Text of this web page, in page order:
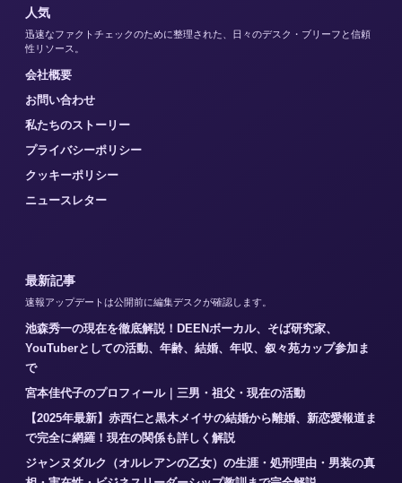
人気
迅速なファクトチェックのために整理された、日々のデスク・ブリーフと信頼
性リソース。
会社概要
お問い合わせ
私たちのストーリー
プライバシーポリシー
クッキーポリシー
ニュースレター
最新記事
速報アップデートは公開前に編集デスクが確認します。
池森秀一の現在を徹底解説！DEENボーカル、そば研究家、
YouTuberとしての活動、年齢、結婚、年収、叙々苑カップ参加ま
で
宮本佳代子のプロフィール｜三男・祖父・現在の活動
【2025年最新】赤西仁と黒木メイサの結婚から離婚、新恋愛報道ま
で完全に網羅！現在の関係も詳しく解説
ジャンヌダルク（オルレアンの乙女）の生涯・処刑理由・男装の真